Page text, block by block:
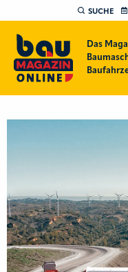
SUCHE
Das